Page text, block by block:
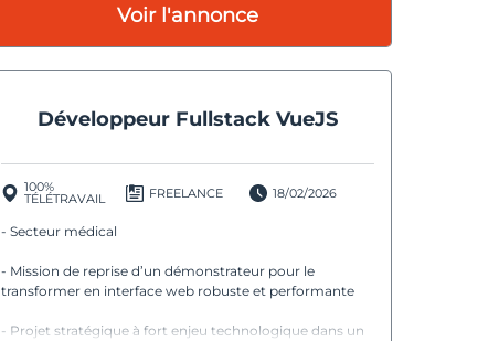
Voir l'annonce
Développeur Fullstack VueJS
100%
TÉLÉTRAVAIL FREELANCE 18/02/2026
- Secteur médical
- Mission de reprise d’un démonstrateur pour le
transformer en interface web robuste et performante
- Projet stratégique à fort enjeu technologique dans un